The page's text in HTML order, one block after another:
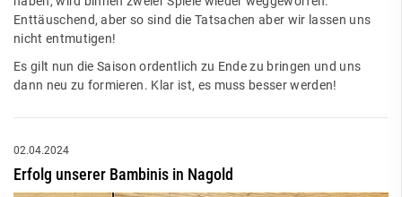
Enttäuschend, aber so sind die Tatsachen aber wir lassen uns
nicht entmutigen!
Es gilt nun die Saison ordentlich zu Ende zu bringen und uns
dann neu zu formieren. Klar ist, es muss besser werden!
02.04.2024
Erfolg unserer Bambinis in Nagold